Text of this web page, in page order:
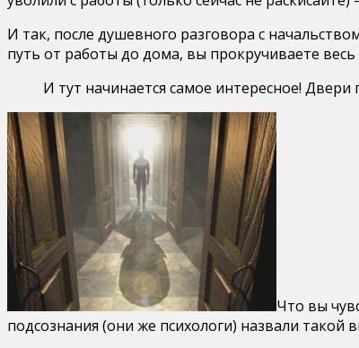
И так, после душевного разговора с
путь от работы до дома, вы прокручиваете
И тут начинается самое интересное!
Что вы
подсознания (они же психологи) назвали